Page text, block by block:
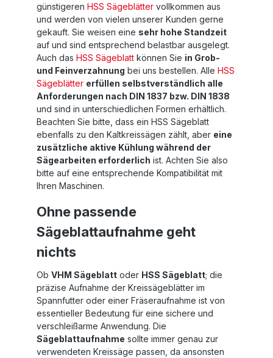
günstigeren HSS Sägeblätter vollkommen aus
und werden von vielen unserer Kunden gerne
gekauft. Sie weisen eine sehr hohe Standzeit
auf und sind entsprechend belastbar ausgelegt.
Auch das HSS Sägeblatt können Sie in Grob-
und Feinverzahnung bei uns bestellen. Alle HSS
Sägeblätter erfüllen selbstverständlich alle
Anforderungen nach DIN 1837 bzw. DIN 1838
und sind in unterschiedlichen Formen erhältlich.
Beachten Sie bitte, dass ein HSS Sägeblatt
ebenfalls zu den Kaltkreissägen zählt, aber eine
zusätzliche aktive Kühlung während der
Sägearbeiten erforderlich ist. Achten Sie also
bitte auf eine entsprechende Kompatibilität mit
Ihren Maschinen.
Ohne passende
Sägeblattaufnahme geht
nichts
Ob VHM Sägeblatt oder HSS Sägeblatt; die
präzise Aufnahme der Kreissägeblätter im
Spannfutter oder einer Fräseraufnahme ist von
essentieller Bedeutung für eine sichere und
verschleißarme Anwendung. Die
Sägeblattaufnahme sollte immer genau zur
verwendeten Kreissäge passen, da ansonsten